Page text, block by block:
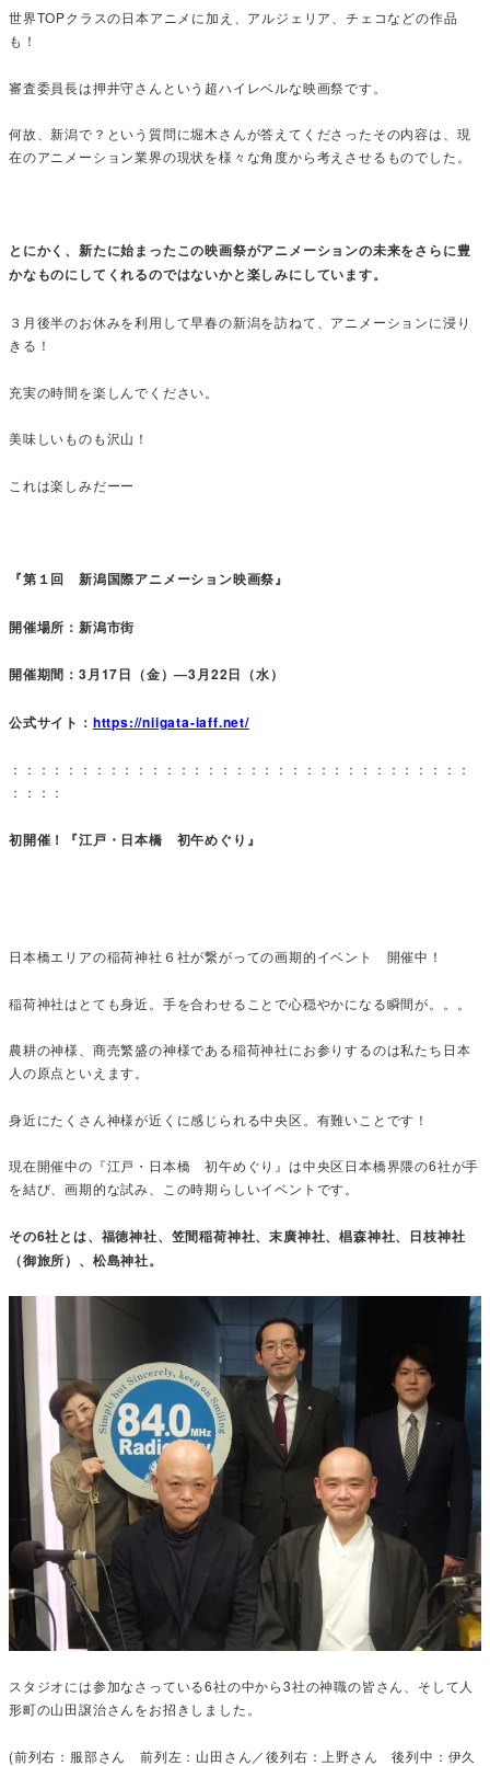
世界TOPクラスの日本アニメに加え、アルジェリア、チェコなどの作品
も！
審査委員長は押井守さんという超ハイレベルな映画祭です。
何故、新潟で？という質問に堀木さんが答えてくださったその内容は、現
在のアニメーション業界の現状を様々な角度から考えさせるものでした。
とにかく、新たに始まったこの映画祭がアニメーションの未来をさらに豊
かなものにしてくれるのではないかと楽しみにしています。
３月後半のお休みを利用して早春の新潟を訪ねて、アニメーションに浸り
きる！
充実の時間を楽しんでください。
美味しいものも沢山！
これは楽しみだーー
『第１回 新潟国際アニメーション映画祭』
開催場所：新潟市街
開催期間：3月17日（金）―3月22日（水）
公式サイト： https://niigata-iaff.net/
：：：：：：：：：：：：：：：：：：：：：：：：：：：：：：：：：
：：：：
初開催！『江戸・日本橋 初午めぐり』
日本橋エリアの稲荷神社６社が繋がっての画期的イベント 開催中！
稲荷神社はとても身近。手を合わせることで心穏やかになる瞬間が。。。
農耕の神様、商売繁盛の神様である稲荷神社にお参りするのは私たち日本
人の原点といえます。
身近にたくさん神様が近くに感じられる中央区。有難いことです！
現在開催中の『江戸・日本橋 初午めぐり』は中央区日本橋界隈の6社が手
を結び、画期的な試み、この時期らしいイベントです。
その6社とは、福徳神社、笠間稲荷神社、末廣神社、椙森神社、日枝神社
（御旅所）、松島神社。
スタジオには参加なさっている6社の中から3社の神職の皆さん、そして人
形町の山田譲治さんをお招きしました。
(前列右：服部さん 前列左：山田さん／後列右：上野さん 後列中：伊久